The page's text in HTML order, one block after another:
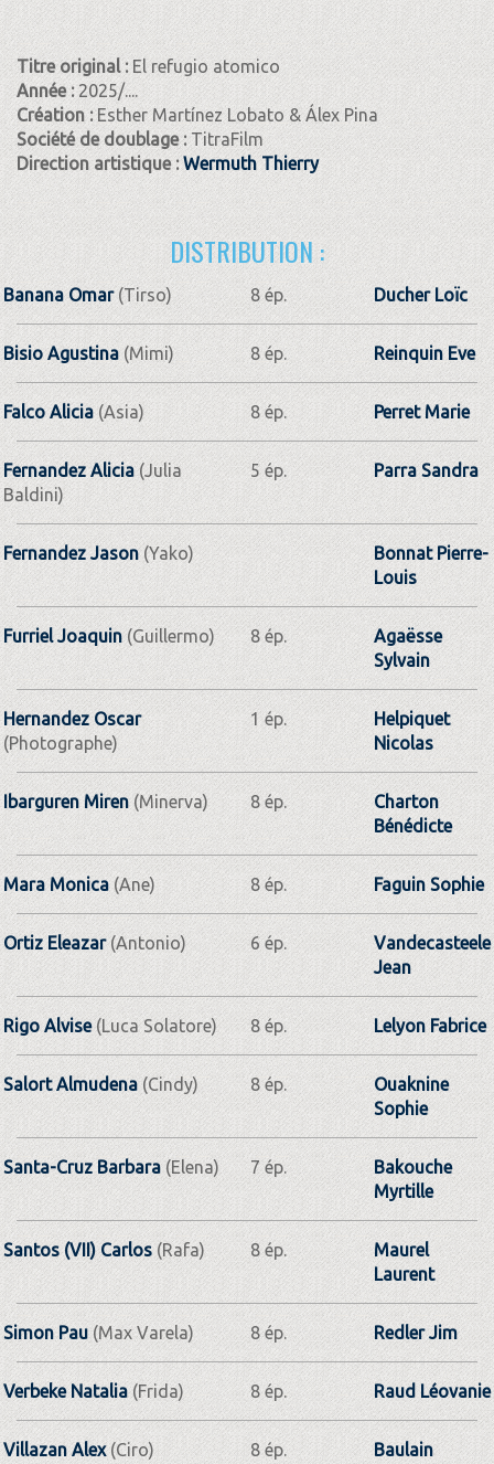
Titre original : El refugio atomico
Année : 2025/....
Création : Esther Martínez Lobato & Álex Pina
Société de doublage :TitraFilm
Direction artistique : Wermuth Thierry
DISTRIBUTION :
Banana Omar(Tirso) 8 ép. Ducher Loïc
Bisio Agustina (Mimi) 8 ép. Reinquin Eve
Falco Alicia(Asia) 8 ép. Perret Marie
Fernandez Alicia(Julia
Baldini)
5 ép. Parra Sandra
Fernandez Jason(Yako)
Bonnat Pierre-
Louis
Furriel Joaquin(Guillermo) 8 ép.
Agaësse
Sylvain
Hernandez Oscar
(Photographe)
1 ép.
Helpiquet
Nicolas
Ibarguren Miren(Minerva) 8 ép.
Charton
Bénédicte
Mara Monica(Ane) 8 ép. Faguin Sophie
Ortiz Eleazar(Antonio) 6 ép.
Vandecasteele
Jean
Rigo Alvise(Luca Solatore) 8 ép. Lelyon Fabrice
Salort Almudena (Cindy) 8 ép.
Ouaknine
Sophie
Santa-Cruz Barbara(Elena) 7 ép.
Bakouche
Myrtille
Santos (VII) Carlos(Rafa) 8 ép.
Maurel
Laurent
Simon Pau (Max Varela) 8 ép. Redler Jim
Verbeke Natalia(Frida) 8 ép. Raud Léovanie
Villazan Alex(Ciro) 8 ép.
Baulain